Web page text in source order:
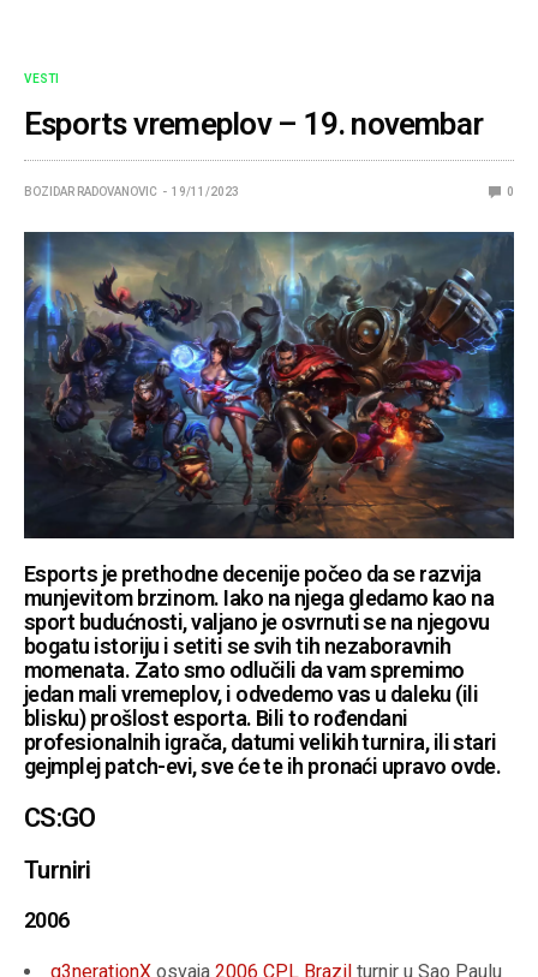
VESTI
Esports vremeplov – 19. novembar
BOZIDAR RADOVANOVIC 19/11/2023 0
Esports je prethodne decenije počeo da se razvija
munjevitom brzinom. Iako na njega gledamo kao na
sport budućnosti, valjano je osvrnuti se na njegovu
bogatu istoriju i setiti se svih tih nezaboravnih
momenata. Zato smo odlučili da vam spremimo
jedan mali vremeplov, i odvedemo vas u daleku (ili
blisku) prošlost esporta. Bili to rođendani
profesionalnih igrača, datumi velikih turnira, ili stari
gejmplej patch-evi, sve će te ih pronaći upravo ovde.
CS:GO
Turniri
2006
g3nerationX osvaja 2006 CPL Brazil turnir u Sao Paulu